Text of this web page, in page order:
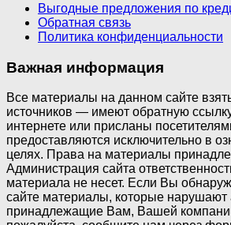
Выгодные предложения по
Обратная связь
Политика конфиденциальности
Важная информация
Все материалы на данном сайте
источников — имеют обратную
интернете или присланы
предоставляются исключительно в
целях. Права на материалы
Администрация сайта
материала не несет. Если Вы
сайте материалы, которые нарушают
принадлежащие Вам, Вашей